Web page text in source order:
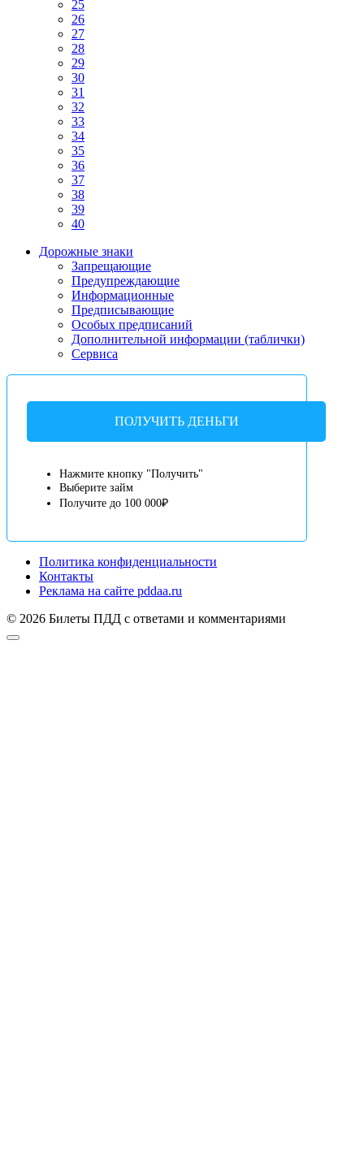
25
26
27
28
29
30
31
32
33
34
35
36
37
38
39
40
Дорожные знаки
Запрещающие
Предупреждающие
Информационные
Предписывающие
Особых предписаний
Дополнительной информации (таблички)
Сервиса
ПОЛУЧИТЬ ДЕНЬГИ
Нажмите кнопку "Получить"
Выберите займ
Получите до 100 000₽
Политика конфиденциальности
Контакты
Реклама на сайте pddaa.ru
© 2026 Билеты ПДД с ответами и комментариями